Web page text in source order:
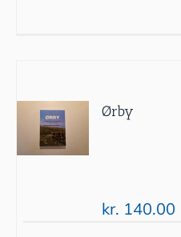
Ørby
kr. 140.00